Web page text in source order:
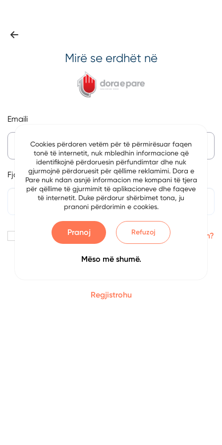
Mirë se erdhët në
Emaili
Fjalëkalim
Me kujto Keni harruar fjalëkalimin?
Regjistrohu
Cookies përdoren vetëm për të përmirësuar faqen
tonë të internetit, nuk mbledhin informacione që
identifikojnë përdoruesin përfundimtar dhe nuk
gjurmojnë përdoruesit për qëllime reklamimi. Dora e
Pare nuk ndan asnjë informacion me kompani të tjera
për qëllime të gjurmimit të aplikacioneve dhe faqeve
të internetit. Duke përdorur shërbimet tona, ju
pranoni përdorimin e cookies.
Pranoj Refuzoj
Mëso më shumë.